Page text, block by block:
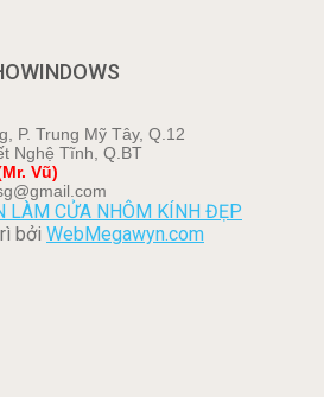
P. Trung Mỹ Tây, Q.12
Nghệ Tĩnh, Q.BT
Vũ)
LÀM CỬA NHÔM KÍNH ĐẸP
bởi WebMegawyn.com